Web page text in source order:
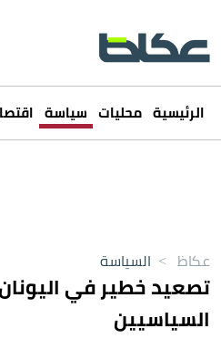
الرئيسية محليات سياسة
عكاظ > السياسة
تصعيد خطير في
السياسيين